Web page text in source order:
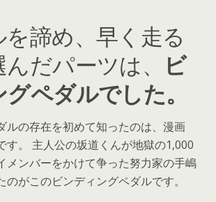
諦め、早く走る
だパーツは、
ビ
ペダルでした。
ルの存在を初めて知ったのは、漫画
す。 主人公の坂道くんが地獄の1,000
メンバーをかけて争った努力家の手嶋
のがこのビンディングペダルです。